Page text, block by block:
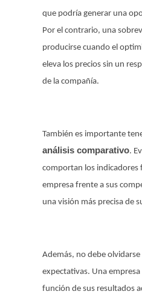
que podría generar una
Por el contrario, una
producirse cuando el
eleva los precios sin un
de la compañía.
También es importante
análisis comparativo.
comportan los indicadores
empresa frente a sus
una visión más precisa de
Además, no debe
expectativas. Una
función de sus resultados